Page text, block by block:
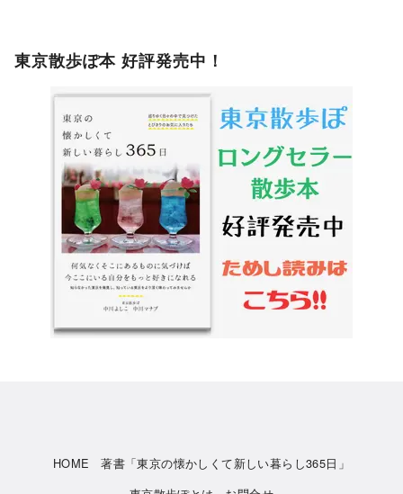
東京散歩ぽ本 好評発売中！
HOME
著書「東京の懐かしくて新しい暮らし365日」